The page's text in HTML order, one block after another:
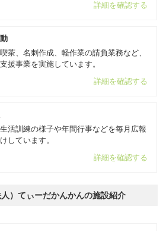
詳細を確認する
茶、名刺作成、軽作業の請負業務など、
援事業を実施しています。
詳細を確認する
活訓練の様子や年間行事などを毎月広報
しています。
詳細を確認する
）てぃーだかんかんの施設紹介